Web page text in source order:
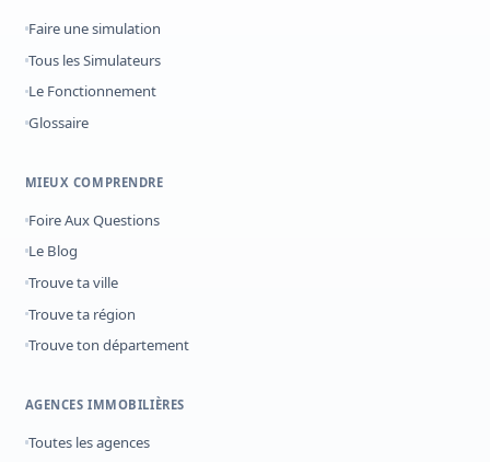
Faire une simulation
Tous les Simulateurs
Le Fonctionnement
Glossaire
MIEUX COMPRENDRE
Foire Aux Questions
Le Blog
Trouve ta ville
Trouve ta région
Trouve ton département
AGENCES IMMOBILIÈRES
Toutes les agences